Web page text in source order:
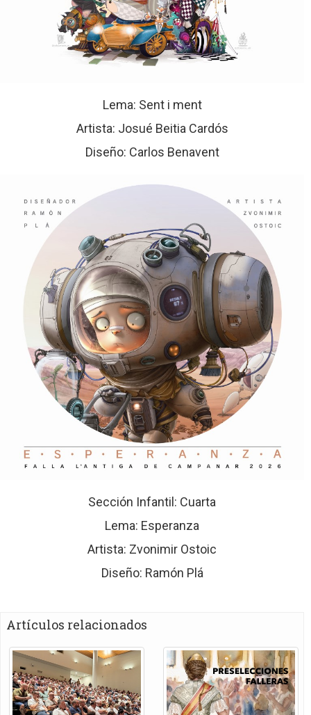
Lema: Sent i ment
Artista: Josué Beitia Cardós
Diseño: Carlos Benavent
Sección Infantil: Cuarta
Lema: Esperanza
Artista: Zvonimir Ostoic
Diseño: Ramón Plá
Artículos relacionados